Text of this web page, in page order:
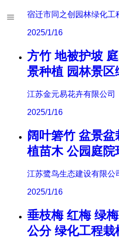
宿迁市同之创园林绿化工
2025/1/16
方竹 地被护坡
景种植 园林景区
江苏金元易花卉有限公司
2025/1/16
阔叶箬竹 盆景
植苗木 公园庭院
江苏鹭鸟生态建设有限公
2025/1/16
垂枝梅 红梅 绿
公分 绿化工程栽